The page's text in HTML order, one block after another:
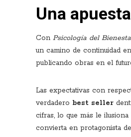
Una
Con Psicología del
un camino de continuidad
publicando obras en el
Las expectativas con
verdadero best seller
cifras, lo que más le
convierta en protagonista